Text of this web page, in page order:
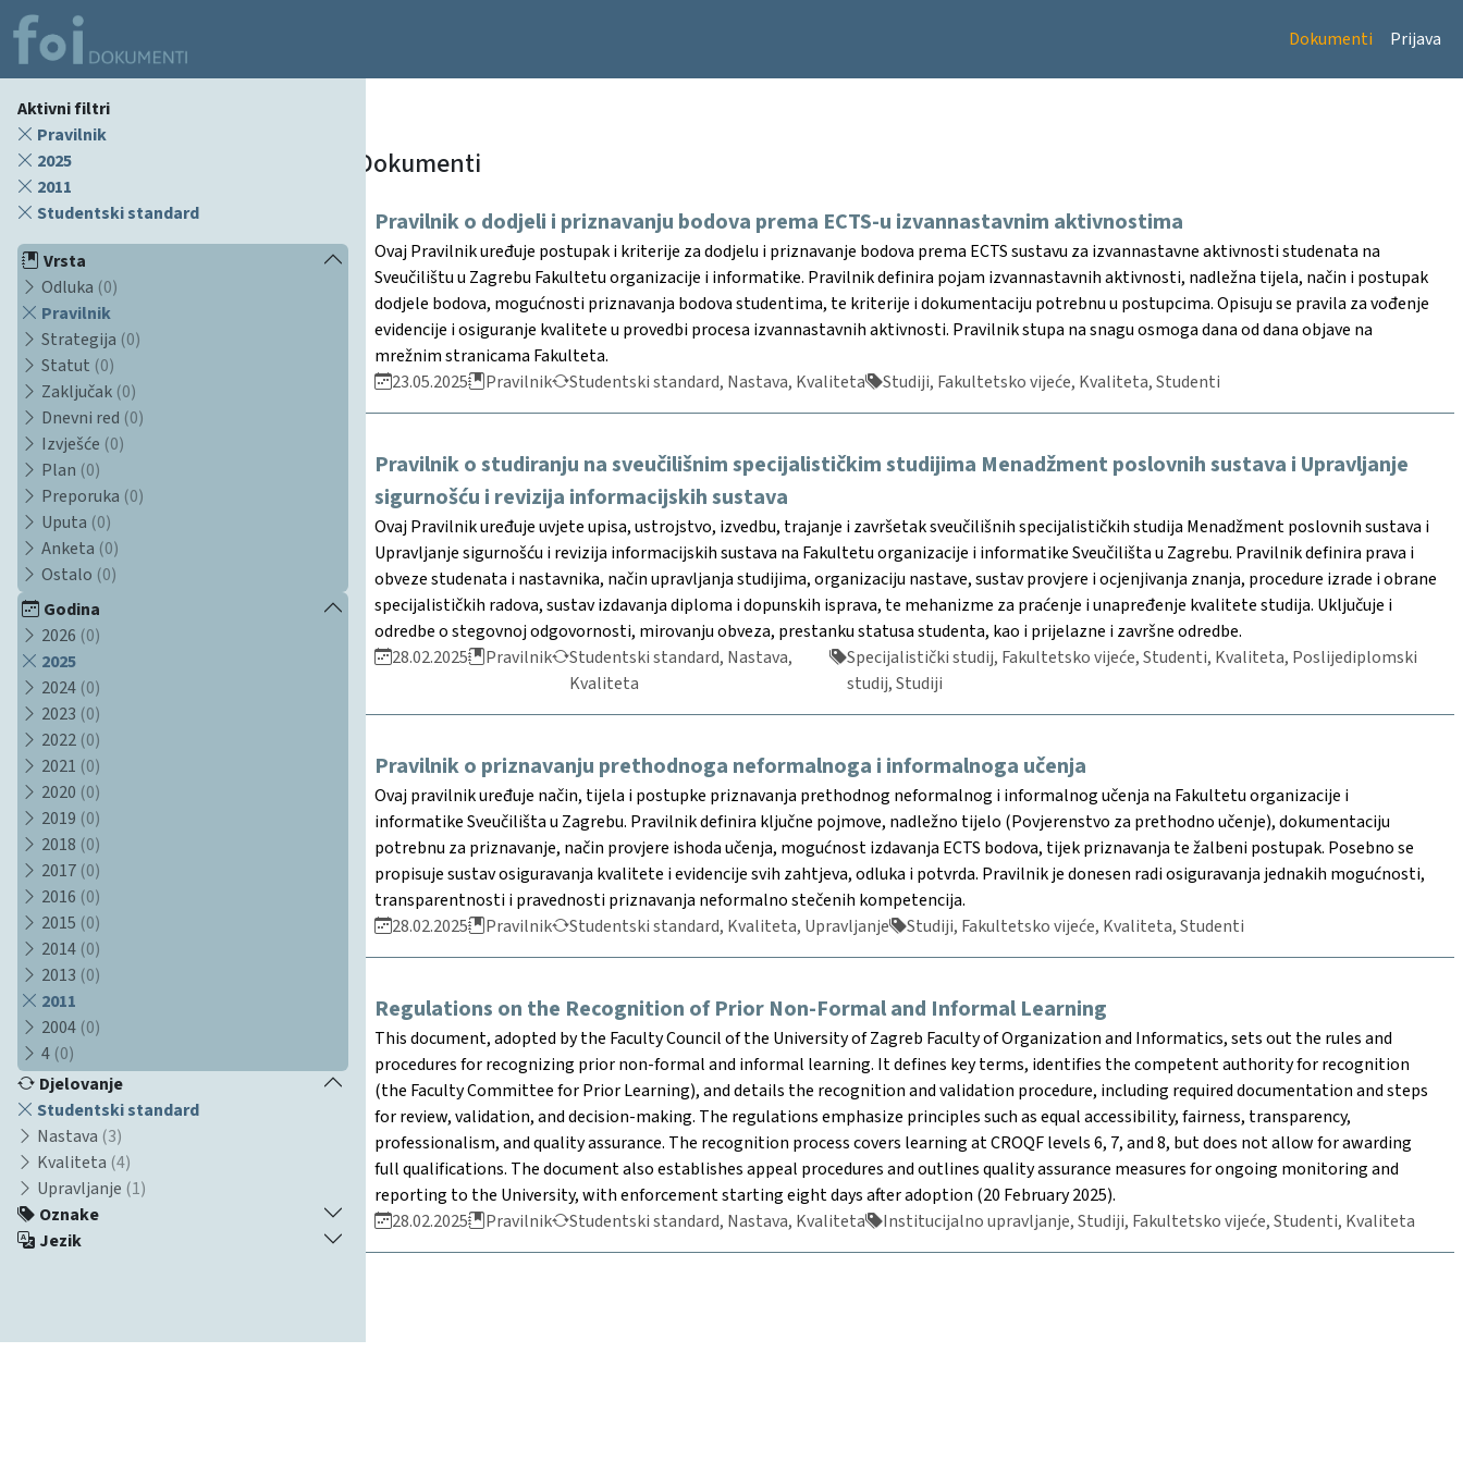
Dokumenti Prijava
Aktivni filtri
Pravilnik
2025
2011
Studentski standard
Vrsta
Odluka (0)
Pravilnik
Strategija (0)
Statut (0)
Zaključak (0)
Dnevni red (0)
Izvješće (0)
Plan (0)
Preporuka (0)
Uputa (0)
Anketa (0)
Ostalo (0)
Godina
2026 (0)
2025
2024 (0)
2023 (0)
2022 (0)
2021 (0)
2020 (0)
2019 (0)
2018 (0)
2017 (0)
2016 (0)
2015 (0)
2014 (0)
2013 (0)
2011
2004 (0)
4 (0)
Djelovanje
Studentski standard
Nastava (3)
Kvaliteta (4)
Upravljanje (1)
Oznake
Jezik
Dokumenti
Pravilnik o dodjeli i priznavanju bodova prema ECTS-u izvannastavnim aktivnostima
Ovaj Pravilnik uređuje postupak i kriterije za dodjelu i priznavanje bodova prema ECTS sustavu za izvannastavne aktivnosti studenata na
Sveučilištu u Zagrebu Fakultetu organizacije i informatike. Pravilnik definira pojam izvannastavnih aktivnosti, nadležna tijela, način i postupak
dodjele bodova, mogućnosti priznavanja bodova studentima, te kriterije i dokumentaciju potrebnu u postupcima. Opisuju se pravila za vođenje
evidencije i osiguranje kvalitete u provedbi procesa izvannastavnih aktivnosti. Pravilnik stupa na snagu osmoga dana od dana objave na
mrežnim stranicama Fakulteta.
23.05.2025
Pravilnik Studentski standard, Nastava, Kvaliteta Studiji, Fakultetsko vijeće, Kvaliteta, Studenti
Pravilnik o studiranju na sveučilišnim specijalističkim studijima Menadžment poslovnih sustava i Upravljanje
sigurnošću i revizija informacijskih sustava
Ovaj Pravilnik uređuje uvjete upisa, ustrojstvo, izvedbu, trajanje i završetak sveučilišnih specijalističkih studija Menadžment poslovnih sustava i
Upravljanje sigurnošću i revizija informacijskih sustava na Fakultetu organizacije i informatike Sveučilišta u Zagrebu. Pravilnik definira prava i
obveze studenata i nastavnika, način upravljanja studijima, organizaciju nastave, sustav provjere i ocjenjivanja znanja, procedure izrade i obrane
specijalističkih radova, sustav izdavanja diploma i dopunskih isprava, te mehanizme za praćenje i unapređenje kvalitete studija. Uključuje i
odredbe o stegovnoj odgovornosti, mirovanju obveza, prestanku statusa studenta, kao i prijelazne i završne odredbe.
28.02.2025
Pravilnik
Studentski standard, Nastava,
Kvaliteta
Specijalistički studij, Fakultetsko vijeće, Studenti, Kvaliteta, Poslijediplomski
studij, Studiji
Pravilnik o priznavanju prethodnoga neformalnoga i informalnoga učenja
Ovaj pravilnik uređuje način, tijela i postupke priznavanja prethodnog neformalnog i informalnog učenja na Fakultetu organizacije i
informatike Sveučilišta u Zagrebu. Pravilnik definira ključne pojmove, nadležno tijelo (Povjerenstvo za prethodno učenje), dokumentaciju
potrebnu za priznavanje, način provjere ishoda učenja, mogućnost izdavanja ECTS bodova, tijek priznavanja te žalbeni postupak. Posebno se
propisuje sustav osiguravanja kvalitete i evidencije svih zahtjeva, odluka i potvrda. Pravilnik je donesen radi osiguravanja jednakih mogućnosti,
transparentnosti i pravednosti priznavanja neformalno stečenih kompetencija.
28.02.2025
Pravilnik Studentski standard, Kvaliteta, Upravljanje Studiji, Fakultetsko vijeće, Kvaliteta, Studenti
Regulations on the Recognition of Prior Non-Formal and Informal Learning
This document, adopted by the Faculty Council of the University of Zagreb Faculty of Organization and Informatics, sets out the rules and
procedures for recognizing prior non-formal and informal learning. It defines key terms, identifies the competent authority for recognition
(the Faculty Committee for Prior Learning), and details the recognition and validation procedure, including required documentation and steps
for review, validation, and decision-making. The regulations emphasize principles such as equal accessibility, fairness, transparency,
professionalism, and quality assurance. The recognition process covers learning at CROQF levels 6, 7, and 8, but does not allow for awarding
full qualifications. The document also establishes appeal procedures and outlines quality assurance measures for ongoing monitoring and
reporting to the University, with enforcement starting eight days after adoption (20 February 2025).
28.02.2025
Pravilnik Studentski standard, Nastava, Kvaliteta Institucijalno upravljanje, Studiji, Fakultetsko vijeće, Studenti, Kvaliteta